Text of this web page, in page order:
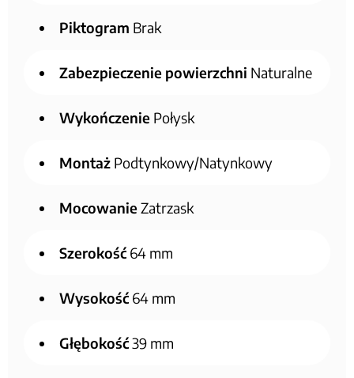
Piktogram Brak
Zabezpieczenie powierzchni Naturalne
Wykończenie Połysk
Montaż Podtynkowy/Natynkowy
MocowanieZatrzask
Szerokość 64 mm
Wysokość 64 mm
Głębokość39 mm